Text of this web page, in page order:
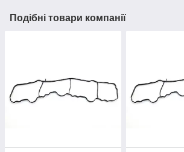
Подібні товари компанії